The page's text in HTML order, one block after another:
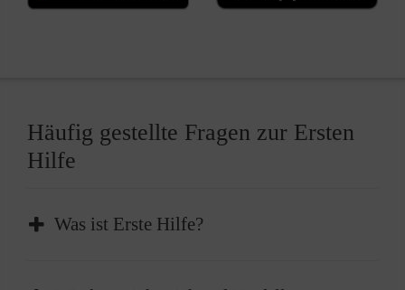
Häufig gestellte Fragen zur Ersten
Hilfe
Was ist Erste Hilfe?